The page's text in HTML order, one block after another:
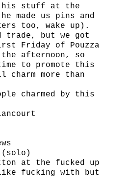
his stuff at the
made us pins and
too, wake up).
but we got
Friday of Pouzza
afternoon, so
to promote this
charm more than
charmed by this
at the fucked up
fucking with but